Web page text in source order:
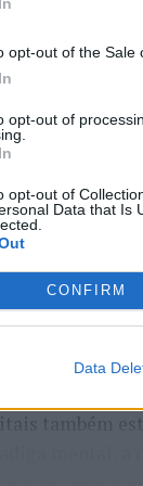
opt-out of the Sale
opt-out of
opt-out of
Data that Is
CONFIRM
Data
de Abreu
que
redução
evoluiu
impõe uma
também